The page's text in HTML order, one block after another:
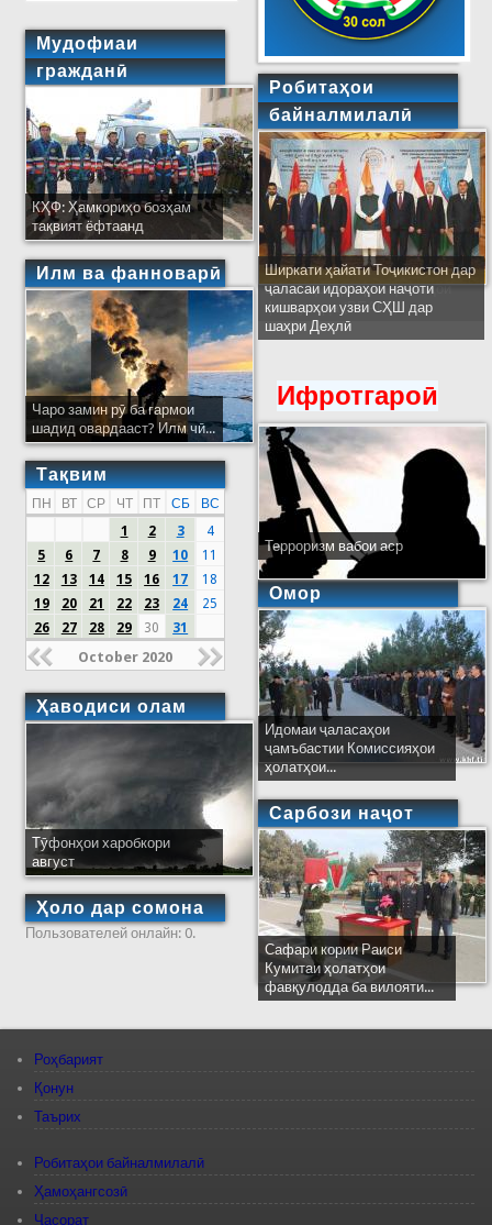
Мудофиаи
гражданӣ
КҲФ: Ҳамкориҳо бозҳам
тақвият ёфтаанд
Илм ва фанноварӣ
Чаро замин рӯ ба гармои
шадид овардааст? Илм чӣ...
Тақвим
ПН ВТ СР ЧТ ПТ СБ
ВС
1
2 3
4
5
6 7 8 9 10
11
12
13 14 15 16 17
18
19
20 21 22 23 24
25
26
27 28 29 30 31
October 2020
Ҳаводиси олам
Тӯфонҳои харобкори
август
Ҳоло дар сомона
Пользователей онлайн: 0.
Робитаҳои
байналмилалӣ
Ширкати ҳайати Тоҷикистон дар
ҷаласаи идораҳои наҷоти
кишварҳои узви СҲШ дар
шаҳри Деҳлӣ
Ифротгароӣ
Терроризм вабои аср
Омор
Идомаи ҷаласаҳои
ҷамъбастии Комиссияҳои
ҳолатҳои...
Сарбози наҷот
Сафари кории Раиси
Кумитаи ҳолатҳои
фавқулодда ба вилояти...
Роҳбарият
Қонун
Таърих
Робитаҳои байналмилалӣ
Ҳамоҳангсозӣ
Ҷасорат